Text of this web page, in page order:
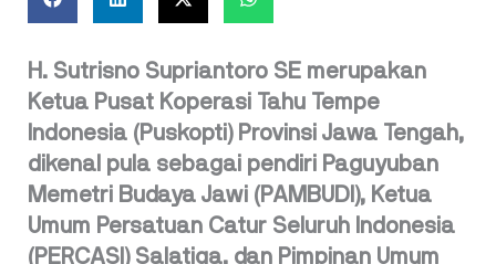
H. Sutrisno Supriantoro SE merupakan
Ketua Pusat Koperasi Tahu Tempe
Indonesia (Puskopti) Provinsi Jawa Tengah,
dikenal pula sebagai pendiri Paguyuban
Memetri Budaya Jawi (PAMBUDI), Ketua
Umum Persatuan Catur Seluruh Indonesia
(PERCASI) Salatiga, dan Pimpinan Umum